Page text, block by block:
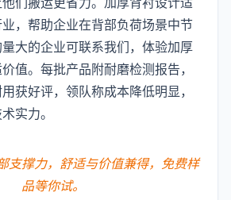
们搬运更省力。加厚背衬设计适
，帮助企业在背部负荷场景中节
大的企业可联系我们，体验加厚
值。每批产品附耐磨检测报告，
获好评，领队称成本降低明显，
实力。
支撑力，舒适与价值兼得，免费样
品等你试。